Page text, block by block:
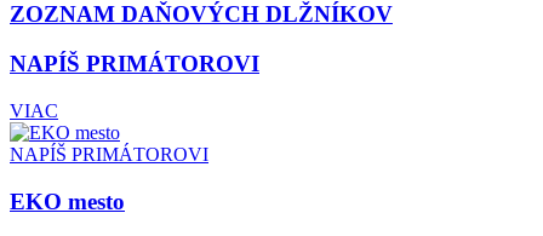
ZOZNAM DAŇOVÝCH DLŽNÍKOV
NAPÍŠ PRIMÁTOROVI
VIAC
NAPÍŠ PRIMÁTOROVI
EKO mesto